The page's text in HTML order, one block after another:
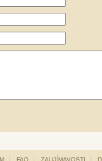
FAQ ZAUJÍMAVOSTI